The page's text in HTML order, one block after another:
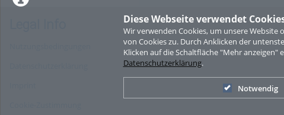
Diese Webseite verwendet
Wir verwenden Cookies, um unsere
von Cookies zu. Durch Anklicken der
Klicken auf die Schaltfläche "Mehr
Datenschutzerklärung.
Notwendig